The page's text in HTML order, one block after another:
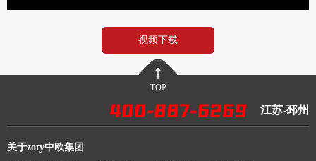
视频下载
TOP
江苏-邳州
关于zoty中欧集团